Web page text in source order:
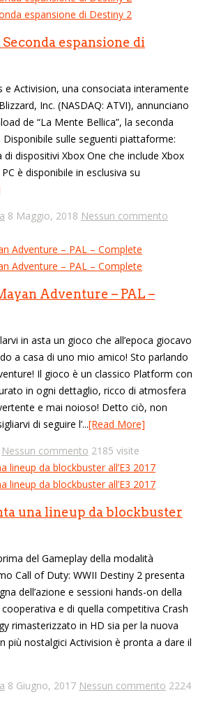
espansione di
e Activision, una consociata interamente
Inc. (NASDAQ: ATVI), annunciano
de “La Mente Bellica”, la seconda
sulle seguenti piattaforme:
dispositivi Xbox One che include Xbox
è disponibile in esclusiva su
8 Maggio, 2018 Nessun commento
Adventure – PAL –
in asta un gioco che all’epoca giocavo
a casa di uno mio amico! Sto parlando
Il gioco è un classico Platform con
in ogni dettaglio, ricco di atmosfera
e mai noioso! Detto ciò, non
di seguire l’...[Read More]
Nessun commento 2185 visite
una lineup da blockbuster
del Gameplay della modalità
Call of Duty: WWII Destiny 2 presenta
dell’azione e sessioni hands-on della
e di quella competitiva Crash
rimasterizzato in HD sia per la nuova
più nostalgici Activision è pronta a dare il
8 Giugno, 2017 Nessun commento 2224